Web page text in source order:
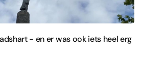
- en er was ook iets heel erg